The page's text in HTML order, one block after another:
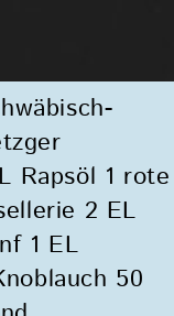
Rapsöl 1 rote
2 EL
1 EL
50